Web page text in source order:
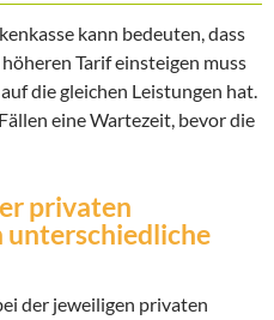
kann bedeuten, dass
Tarif einsteigen muss
die gleichen Leistungen hat.
eine Wartezeit, bevor die
privaten
unterschiedliche
der jeweiligen privaten